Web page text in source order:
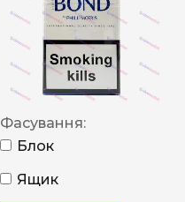
Фасування:
Блок
Ящик